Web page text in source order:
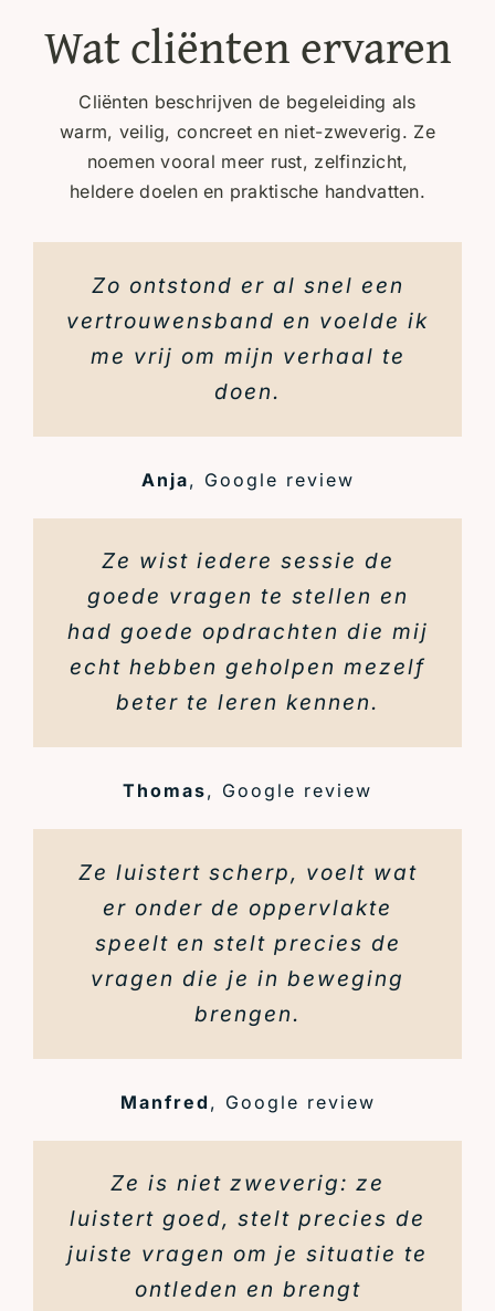
Wat cliënten ervaren
Cliënten beschrijven de begeleiding als
warm, veilig, concreet en niet-zweverig. Ze
noemen vooral meer rust, zelfinzicht,
heldere doelen en praktische handvatten.
Zo ontstond er al snel een
vertrouwensband en voelde ik
me vrij om mijn verhaal te
doen.
Anja, Google review
Ze wist iedere sessie de
goede vragen te stellen en
had goede opdrachten die mij
echt hebben geholpen mezelf
beter te leren kennen.
Thomas, Google review
Ze luistert scherp, voelt wat
er onder de oppervlakte
speelt en stelt precies de
vragen die je in beweging
brengen.
Manfred , Google review
Ze is niet zweverig: ze
luistert goed, stelt precies de
juiste vragen om je situatie te
ontleden en brengt